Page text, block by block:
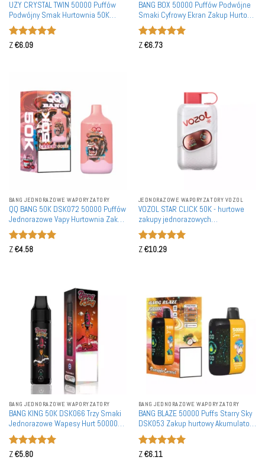
UZY CRYSTAL TWIN 50000 Puffów
Podwójny Smak Hurtownia 50K
Akumulatorowych Jednorazowych
Vape'ów
Oceniono
Z€6.09
BANG BOX 50000 Puffów Podwójne
Smaki Cyfrowy Ekran Zakup Hurtowy
50K Rechargeable Jednorazowe
Vape'a Luzem
Oceniono
Z€6.73
BANG JEDNORAZOWE WAPORYZATORY
QQ BANG 50K DSK072 50000 Puffów
Jednorazowe Vapy Hurtownia Zakup
Luzem Podwójna Cewka Siatkowa
Oceniono
Z€4.58
JEDNORAZOWE WAPORYZATORY VOZOL
VOZOL STAR CLICK 50K - hurtowe
zakupy jednorazowych
waporyzatorów w dużych ilościach.
50 000 zaciągnięć, podwójne tryby
mocy, regulowany przepływ
Oceniono
Z€10.29
BANG JEDNORAZOWE WAPORYZATORY
BANG KING 50K DSK066 Trzy Smaki
Jednorazowe Wapesy Hurt 50000
Puffs Duża Pojemność Zakup
Luzem Naładować
Oceniono
Z€5.80
BANG JEDNORAZOWE WAPORYZATORY
BANG BLAZE 50000 Puffs Starry Sky
DSK053 Zakup hurtowy Akumulatory
Waporyzatory jednorazowe
Oceniono
Z€6.11